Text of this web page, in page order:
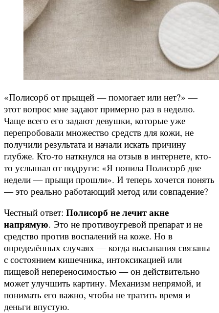
«Полисорб от прыщей — помогает или нет?» —
этот вопрос мне задают примерно раз в неделю.
Чаще всего его задают девушки, которые уже
перепробовали множество средств для кожи, не
получили результата и начали искать причину
глубже. Кто-то наткнулся на отзыв в интернете, кто-
то услышал от подруги: «Я попила Полисорб две
недели — прыщи прошли». И теперь хочется понять
— это реально работающий метод или совпадение?
Честный ответ: Полисорб не лечит акне
напрямую. Это не противоугревой препарат и не
средство против воспалений на коже. Но в
определённых случаях — когда высыпания связаны
с состоянием кишечника, интоксикацией или
пищевой непереносимостью — он действительно
может улучшить картину. Механизм непрямой, и
понимать его важно, чтобы не тратить время и
деньги впустую.